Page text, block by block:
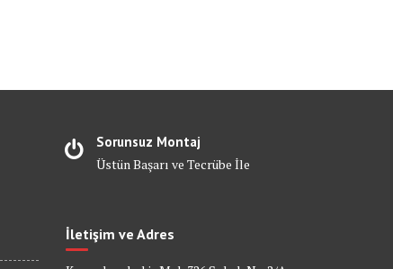
Sorunsuz Montaj
Üstün Başarı ve Tecrübe İle
İletişim ve Adres